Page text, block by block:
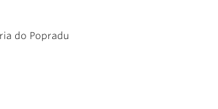
do Popradu